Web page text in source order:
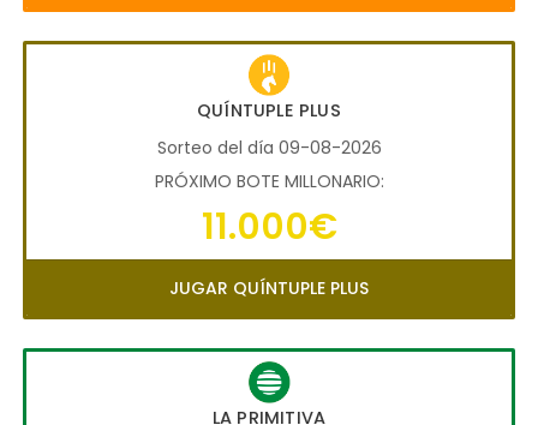
QUÍNTUPLE PLUS
Sorteo del día 09-08-2026
PRÓXIMO BOTE MILLONARIO:
11.000€
JUGAR QUÍNTUPLE PLUS
LA PRIMITIVA